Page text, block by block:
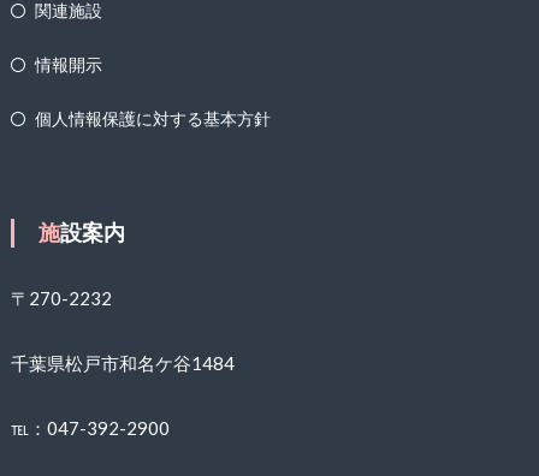
関連施設
情報開示
個人情報保護に対する基本方針
施設案内
〒270-2232
千葉県松戸市和名ケ谷1484
℡：047-392-2900